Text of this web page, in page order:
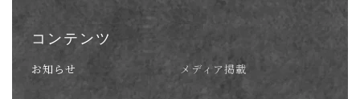
コンテンツ
お知らせ メディア掲載